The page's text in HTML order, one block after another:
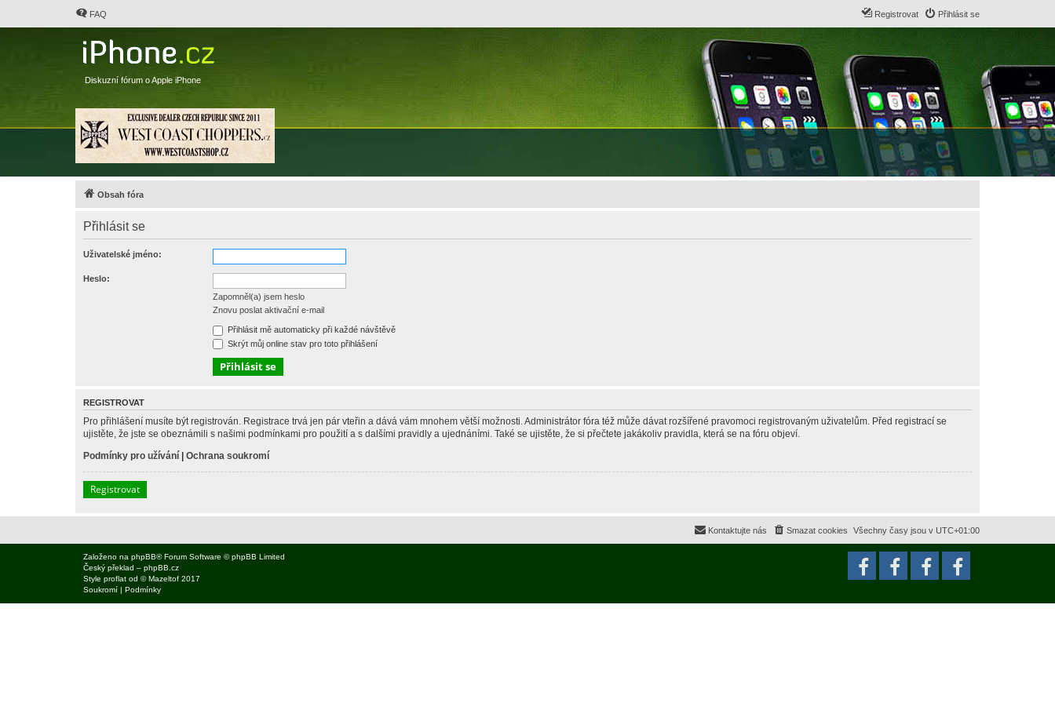
FAQ Přihlásit se
Registrovat
Diskuzní fórum o Apple iPhone
Obsah fóra
Přihlásit se
Uživatelské jméno:
Heslo:
Zapomněl(a) jsem heslo
Znovu poslat aktivační e-mail
Přihlásit mě automaticky při každé návštěvě
Skrýt můj online stav pro toto přihlášení
REGISTROVAT
Pro přihlášení musíte být registrován. Registrace trvá jen pár vteřin a dává vám mnohem větší možnosti. Administrátor fóra též může dávat rozšířené pravomoci registrovaným uživatelům. Před registrací se
ujistěte, že jste se obeznámili s našimi podmínkami pro použití a s dalšími pravidly a ujednáními. Také se ujistěte, že si přečtete jakákoliv pravidla, která se na fóru objeví.
Podmínky pro užívání | Ochrana soukromí
Registrovat
Všechny časy jsou v UTC+01:00
Smazat cookies
Kontaktujte nás
Založeno na phpBB® Forum Software © phpBB Limited
Český překlad – phpBB.cz
Style proflat od ©Mazeltof 2017
Soukromí | Podmínky